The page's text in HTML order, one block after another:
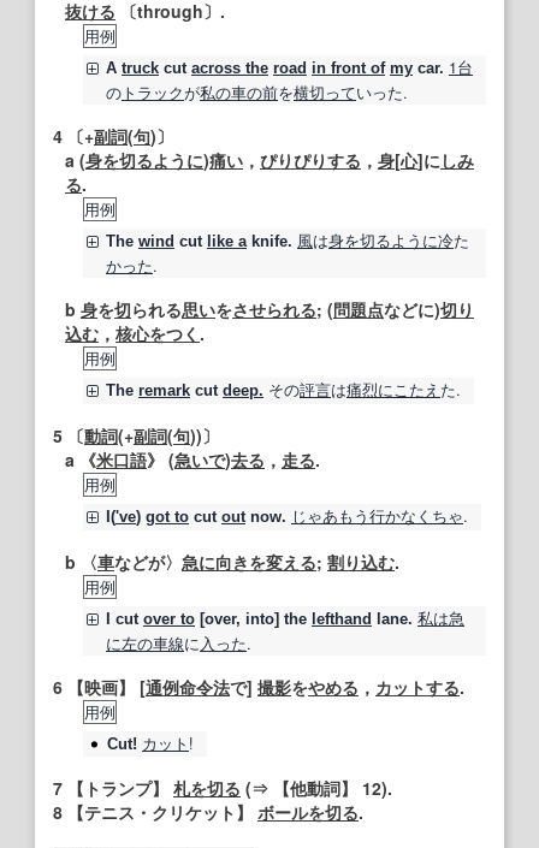
抜ける 〔through〕.
用例
A truck cut across the road in front of my car. 1台
の トラックが私の車の前を横切っていった.
4 〔+副詞(句)〕
a (身を切るように)痛い ， ぴりぴりする ， 身[心]にしみ
る.
用例
The wind cut like aknife. 風は身を切るように冷た
かった.
b 身を切られる思いをさせられる; (問題点などに)切り
込む ， 核心をつく .
用例
The remark cut deep. その評言は痛烈にこたえ た.
5 〔動詞(+副詞(句))〕
a 《米口語》 (急いで)去る ， 走る.
用例
I('ve) got to cut outnow. じゃあもう行かなくちゃ.
b 〈車などが〉 急に向きを変える; 割り込む.
用例
cut over to [over, into] the lefthand lane. 私は急
に左の車線に入った.
6 【映画】 [通例命令法で] 撮影をやめる ， カットする.
用例
Cut! カット !
7 【トランプ】 札を切る (⇒ 【他動詞】
12).
8 【テニス・クリケット】 ボールを切る.